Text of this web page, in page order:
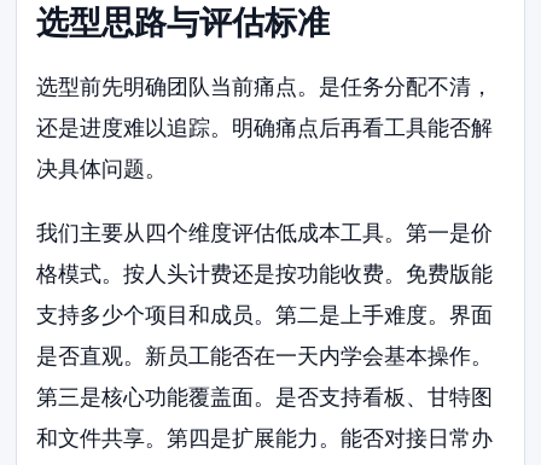
选型思路与评估标准
选型前先明确团队当前痛点。是任务分配不清，
还是进度难以追踪。明确痛点后再看工具能否解
决具体问题。
我们主要从四个维度评估低成本工具。第一是价
格模式。按人头计费还是按功能收费。免费版能
支持多少个项目和成员。第二是上手难度。界面
是否直观。新员工能否在一天内学会基本操作。
第三是核心功能覆盖面。是否支持看板、甘特图
和文件共享。第四是扩展能力。能否对接日常办